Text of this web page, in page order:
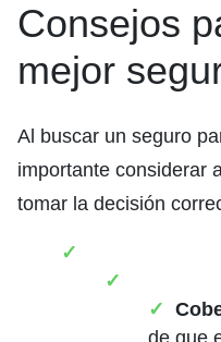
Consejos
mejor
Al buscar un seguro
importante considerar
tomar la decisión